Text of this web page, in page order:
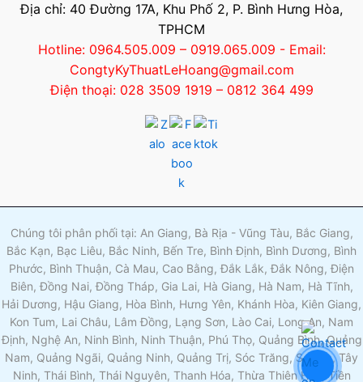
Địa chỉ: 40 Đường 17A, Khu Phố 2, P. Bình Hưng Hòa,
TPHCM
Hotline: 0964.505.009 – 0919.065.009 - Email:
CongtyKyThuatLeHoang@gmail.com
Điện thoại: 028 3509 1919 – 0812 364 499
Chúng tôi phân phối tại: An Giang, Bà Rịa - Vũng Tàu, Bắc Giang,
Bắc Kạn, Bạc Liêu, Bắc Ninh, Bến Tre, Bình Định, Bình Dương, Bình
Phước, Bình Thuận, Cà Mau, Cao Bằng, Đắk Lắk, Đắk Nông, Điện
Biên, Đồng Nai, Đồng Tháp, Gia Lai, Hà Giang, Hà Nam, Hà Tĩnh,
Hải Dương, Hậu Giang, Hòa Bình, Hưng Yên, Khánh Hòa, Kiên Giang,
Kon Tum, Lai Châu, Lâm Đồng, Lạng Sơn, Lào Cai, Long An, Nam
Định, Nghệ An, Ninh Bình, Ninh Thuận, Phú Thọ, Quảng Bình, Quảng
Nam, Quảng Ngãi, Quảng Ninh, Quảng Trị, Sóc Trăng, Sơn La, Tây
Ninh, Thái Bình, Thái Nguyên, Thanh Hóa, Thừa Thiên Huế, Tiền